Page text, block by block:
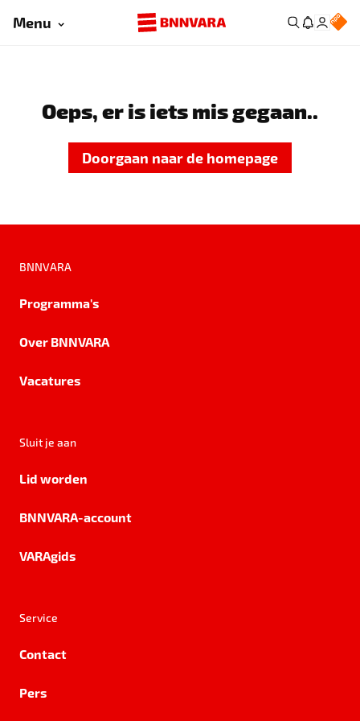
Menu
Oeps, er is iets mis gegaan..
Doorgaan naar de homepage
BNNVARA
Programma's
Over BNNVARA
Vacatures
Sluit je aan
Lid worden
BNNVARA-account
VARAgids
Service
Contact
Pers